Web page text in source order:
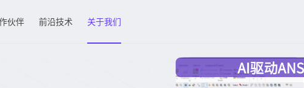
伙伴 前沿技术 关于我们